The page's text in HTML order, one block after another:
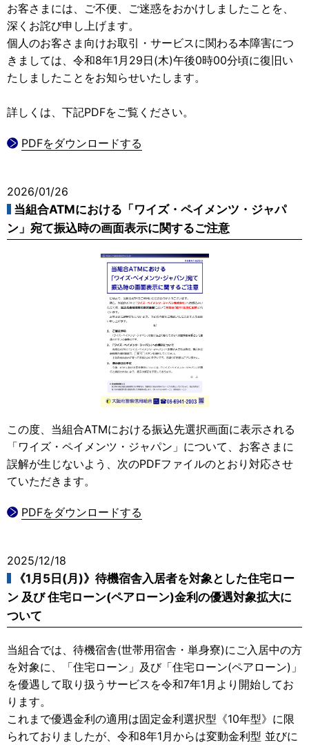
お客さまには、ご不便、ご迷惑をおかけしましたことを、
深くお詫び申し上げます。
個人のお客さま向けお取引・サービスに関わる本障害につ
きましては、令和8年1月29日(木)午後0時00分頃に復旧い
たしましたことをお知らせいたします。
詳しくは、下記PDFをご覧ください。
PDFをダウンロードする
2026/01/26
当組合ATMにおける「ワイズ・ペイメンツ・ジャパ
ン」宛て振込時の画面表示に関するご注意
この度、当組合ATMにおける振込先選択画面に表示される
「ワイズ・ペイメンツ・ジャパン」について、お客さまに
誤解が生じないよう、次のPDFファイルのとおり対応させ
ていただきます。
PDFをダウンロードする
2025/12/18
《1月5日(月)》待機宿舎入居者を対象とした住宅ロー
ン 及び 住宅ローン(ペアローン)金利の優遇対象拡大に
ついて
当組合では、待機宿舎(世帯用宿舎・単身寮)にご入居中の方
を対象に、「住宅ローン」及び「住宅ローン(ペアローン)」
を優遇して取り扱うサービスを令和7年1月より開始してお
ります。
これまで優遇金利の適用は固定金利選択型《10年型》に限
られておりましたが、令和8年1月からは変動金利型 並びに